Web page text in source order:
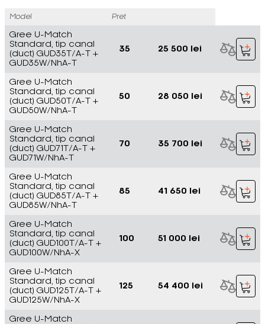
Model Pret
Gree U-Match
Standard, tip canal
(duct) GUD35T/A-T +
GUD35W/NhA-T
35 25 500 lei
Gree U-Match
Standard, tip canal
(duct) GUD50T/A-T +
GUD50W/NhA-T
50 28 050 lei
Gree U-Match
Standard, tip canal
(duct) GUD71T/A-T +
GUD71W/NhA-T
70 35 700 lei
Gree U-Match
Standard, tip canal
(duct) GUD85T/A-T +
GUD85W/NhA-T
85 41 650 lei
Gree U-Match
Standard, tip canal
(duct) GUD100T/A-T +
GUD100W/NhA-X
100 51 000 lei
Gree U-Match
Standard, tip canal
(duct) GUD125T/A-T +
GUD125W/NhA-X
125 54 400 lei
Gree U-Match